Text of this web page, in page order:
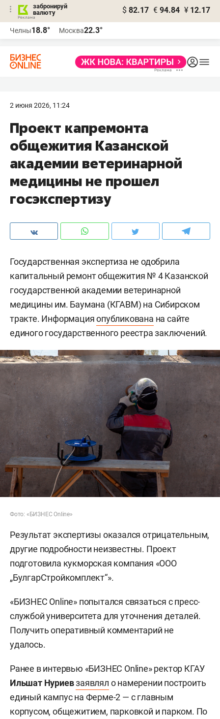
забронируй
валюту
$ 82.17 € 94.84 ¥ 12.17
Челны18.8° Москва22.3°
2 июня 2026, 11:24
Проект капремонта
общежития Казанской
академии ветеринарной
медицины не прошел
госэкспертизу
Государственная экспертиза не одобрила
капитальный ремонт общежития № 4 Казанской
государственной академии ветеринарной
медицины им. Баумана (КГАВМ) на Сибирском
тракте. Информацияопубликована на сайте
единого государственного реестра заключений.
Фото: «БИЗНЕС Online»
Результат экспертизы оказался отрицательным,
другие подробности неизвестны. Проект
подготовила кукморская компания «ООО
„БулгарСтройкомплект“».
«БИЗНЕС Online» попытался связаться с пресс-
службой университета для уточнения деталей.
Получить оперативный комментарий не
удалось.
Ранее в интервью «БИЗНЕС Online» ректор КГАУ
Ильшат Нуриевзаявлял о намерении построить
единый кампус на Ферме-2 — с главным
корпусом, общежитием, парковкой и парком. По